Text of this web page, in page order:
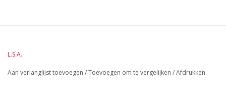
origineel geschenk voor verjaardagen of zaken relaties.
L.S.A.
Aan verlanglijst toevoegen /Toevoegen om te vergelijken /Afdrukken